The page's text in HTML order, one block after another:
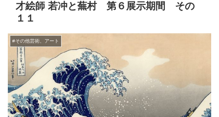
才絵師 若冲と蕪村 第６展示期間 その
１１
#その他芸術、アート